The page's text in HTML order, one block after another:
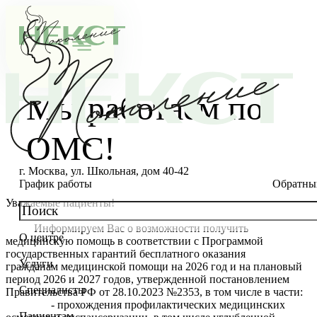
г. Москва, ул. Школьная, дом 40-42
График работы
О центре
О клинике
Новости
Благотворительность
Услуги
Консультации специалистов
Стоимость ЭКО
Специалисты
Главный врач
Мы работаем по
ОМС!
Уважаемые пациенты!
Информируем Вас о возможности получить
медицинскую помощь в соответствии с Программой
государственных гарантий бесплатного оказания
гражданам медицинской помощи на 2026 год и на плановый
период 2026 и 2027 годов, утвержденной постановлением
Правительства РФ от 28.10.2023 №2353, в том числе в части:
- прохождения профилактических медицинских